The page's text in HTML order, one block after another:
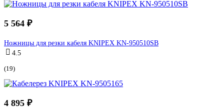
5 564 ₽
Ножницы для резки кабеля KNIPEX KN-950510SB
4.5
(19)
4 895 ₽